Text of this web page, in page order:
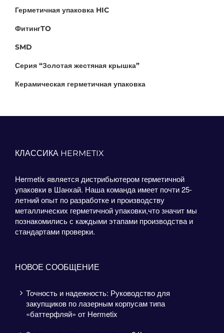
Герметичная упаковка HIC
ФитингTO
SMD
Серия “Золотая жестяная крышка”
Керамическая герметичная упаковка
КЛАССИКА HERMETIX
Hermetix является дистрибьютером герметичной
упаковки в Шанхай. Наша команда имеет почти 25-
летний опыт по разработке и производству
металлических герметичной упаковки,что значит мы
познакомились с каждыми этапами производства и
стандартами проверки.
НОВОЕ СООБЩЕНИЕ
Точность и надежность: Руководство для
закупщиков по лазерным корпусам типа
«баттерфляй» от Hermetix